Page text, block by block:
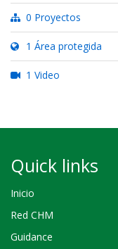
0 Proyectos
1 Área protegida
1 Video
Quick links
Inicio
Red CHM
Guidance